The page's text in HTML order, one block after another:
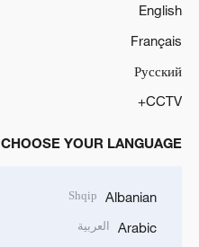
English
Français
Русский
CCTV+
CHOOSE YOUR LANGUAGE
Albanian
Shqip
Arabic العربية